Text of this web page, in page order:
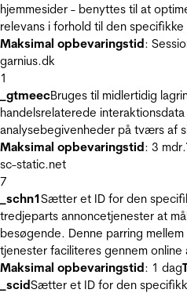
hjemmesider - benyttes til at
relevans i forhold til den
Maksimal opbevaringstid:
garnius.dk
1
_gtmeecBruges til midlertidig
handelsrelaterede
analysebegivenheder på tværs af
Maksimal opbevaringstid: 3 mdr.
sc-static.net
7
_schn1Sætter et ID for den
tredjeparts annoncetjenester at
besøgende. Denne parring
tjenester faciliteres gennem
Maksimal opbevaringstid: 1 dag
_scidSætter et ID for den